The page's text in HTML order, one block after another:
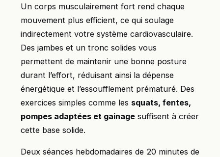
Un corps musculairement fort rend chaque
mouvement plus efficient, ce qui soulage
indirectement votre système cardiovasculaire.
Des jambes et un tronc solides vous
permettent de maintenir une bonne posture
durant l’effort, réduisant ainsi la dépense
énergétique et l’essoufflement prématuré. Des
exercices simples comme les squats, fentes,
pompes adaptées et gainage suffisent à créer
cette base solide.
Deux séances hebdomadaires de 20 minutes de